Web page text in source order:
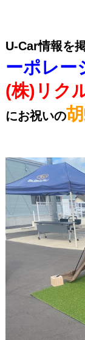
U-Car情報を
ーポレー
(株)リク
にお祝いの